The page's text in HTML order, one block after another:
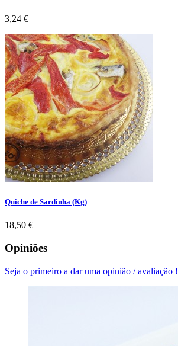
Preço
3,24 €
Quiche de Sardinha (Kg)
Preço
18,50 €
Opiniões
Seja o primeiro a dar uma opinião / avaliação !